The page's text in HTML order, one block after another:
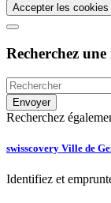
Accepter les cookies
Recherchez
Recherchez
swisscovery Ville de
Identifiez et